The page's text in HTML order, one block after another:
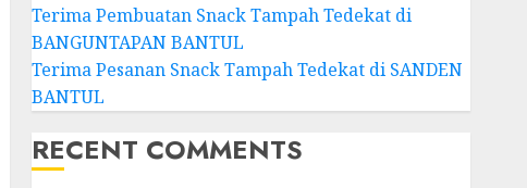
Terima Pembuatan Snack Tampah Tedekat di
BANGUNTAPAN BANTUL
Terima Pesanan Snack Tampah Tedekat di SANDEN
BANTUL
RECENT COMMENTS